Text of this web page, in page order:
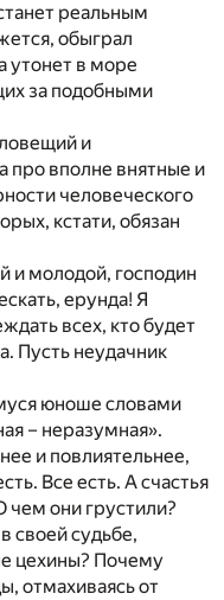
реальным
обыграл
утонет в море
за подобными
и
про вполне внятные и
человеческого
кстати, обязан
и молодой, господин
ерунда! Я
всех, кто будет
Пусть неудачник
юноше словами
– неразумная».
и повлиятельнее,
Все есть. А счастья
чем они грустили?
своей судьбе,
цехины? Почему
отмахиваясь от